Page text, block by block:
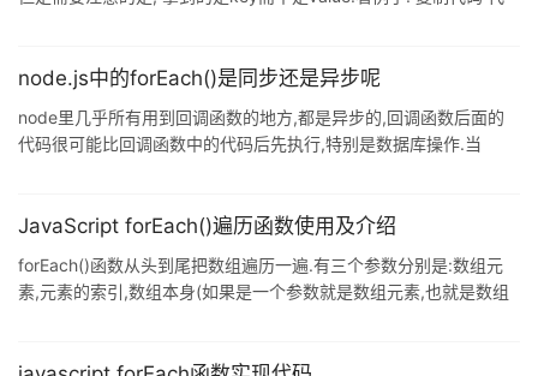
for(var i = 0; i<intA
node.js中的forEach()是同步还是异步呢
node里几乎所有用到回调函数的地方,都是异步的,回调函数后面的
代码很可能比回调函数中的代码后先执行,特别是数据库操作.当
呢?按理说,没有加Sync,应该是异步的呀. 复制代码 代码如下: var
JavaScript forEach()遍历函数使用及介绍
forEach()函数从头到尾把数组遍历一遍.有三个参数分别是:数组元
素,元素的索引,数组本身(如果是一个参数就是数组元素,也就是数组
sum+=v;}) document.write(sum+"<br>");//打印出来是21